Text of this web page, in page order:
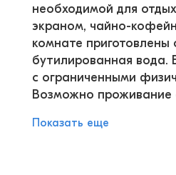
необходимой для
экраном, чайно-
комнате
бутилированная вода.
с ограниченными
Возможно
Показать еще